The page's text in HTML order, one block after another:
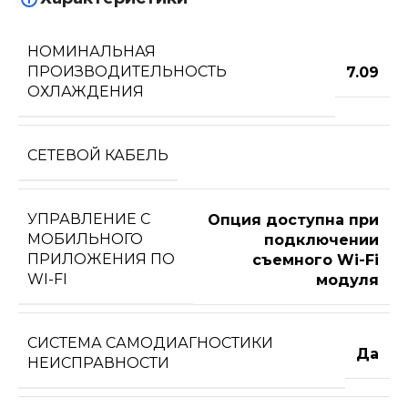
НОМИНАЛЬНАЯ
ПРОИЗВОДИТЕЛЬНОСТЬ
ОХЛАЖДЕНИЯ
7.09
СЕТЕВОЙ КАБЕЛЬ
УПРАВЛЕНИЕ C
МОБИЛЬНОГО
ПРИЛОЖЕНИЯ ПО
WI-FI
Опция доступна при
подключении
съемного Wi-Fi
модуля
СИСТЕМА САМОДИАГНОСТИКИ
НЕИСПРАВНОСТИ
Да